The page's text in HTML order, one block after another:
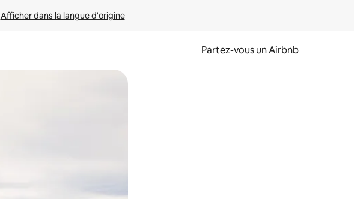
Afficher dans la langue d'origine
Partez-vous un Airbnb